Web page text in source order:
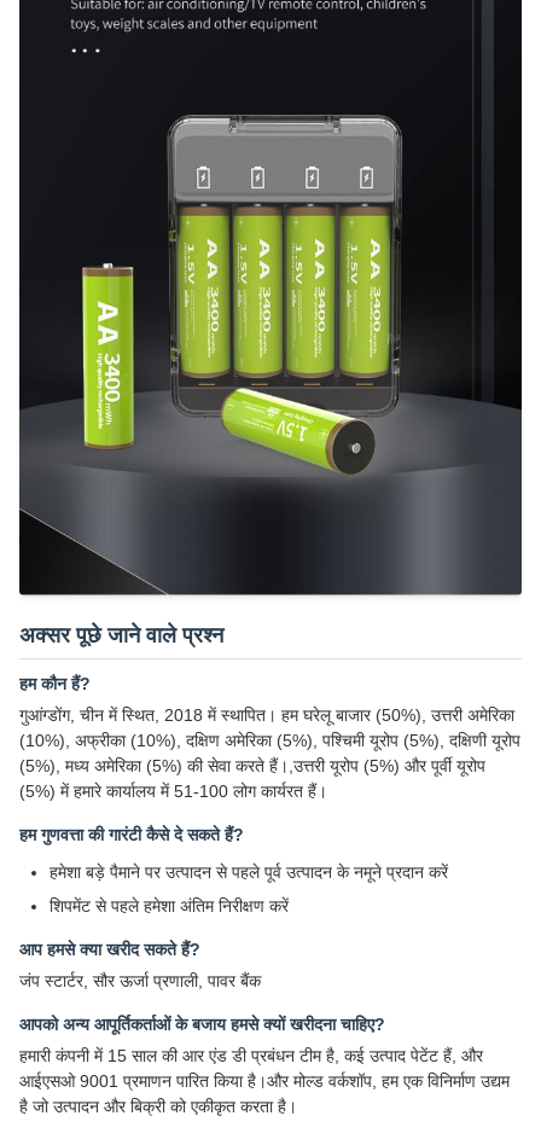
अक्सर पूछे जाने वाले प्रश्न
हम कौन हैं?
गुआंग्डोंग, चीन में स्थित, 2018 में स्थापित। हम घरेलू बाजार (50%), उत्तरी अमेरिका
(10%), अफ्रीका (10%), दक्षिण अमेरिका (5%), पश्चिमी यूरोप (5%), दक्षिणी यूरोप
(5%), मध्य अमेरिका (5%) की सेवा करते हैं।,उत्तरी यूरोप (5%) और पूर्वी यूरोप
(5%) में हमारे कार्यालय में 51-100 लोग कार्यरत हैं।
हम गुणवत्ता की गारंटी कैसे दे सकते हैं?
हमेशा बड़े पैमाने पर उत्पादन से पहले पूर्व उत्पादन के नमूने प्रदान करें
शिपमेंट से पहले हमेशा अंतिम निरीक्षण करें
आप हमसे क्या खरीद सकते हैं?
जंप स्टार्टर, सौर ऊर्जा प्रणाली, पावर बैंक
आपको अन्य आपूर्तिकर्ताओं के बजाय हमसे क्यों खरीदना चाहिए?
हमारी कंपनी में 15 साल की आर एंड डी प्रबंधन टीम है, कई उत्पाद पेटेंट हैं, और
आईएसओ 9001 प्रमाणन पारित किया है।और मोल्ड वर्कशॉप, हम एक विनिर्माण उद्यम
है जो उत्पादन और बिक्री को एकीकृत करता है।